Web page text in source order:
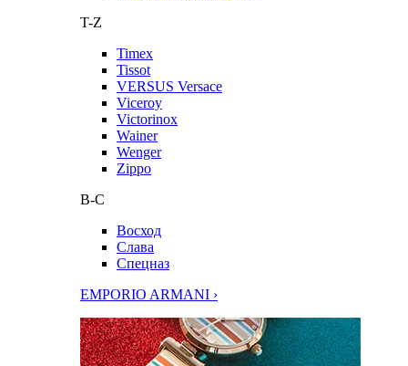
T-Z
Timex
Tissot
VERSUS Versace
Viceroy
Victorinox
Wainer
Wenger
Zippo
В-С
Восход
Слава
Спецназ
EMPORIO ARMANI ›